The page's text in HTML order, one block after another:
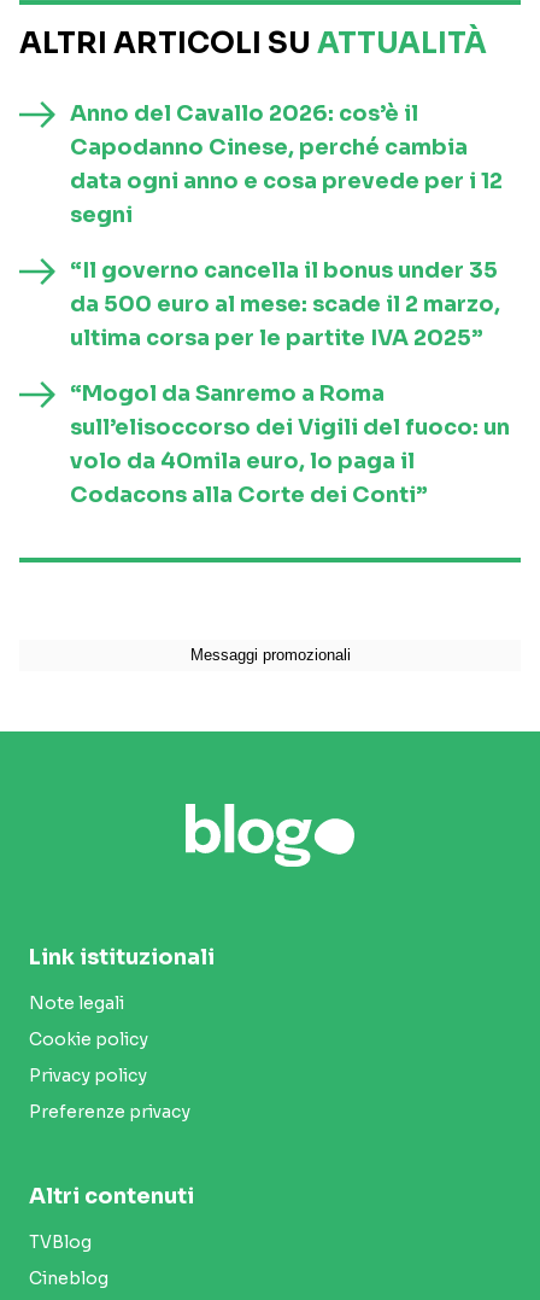
ALTRI ARTICOLI SU ATTUALITÀ
Anno del Cavallo 2026: cos’è il
Capodanno Cinese, perché cambia
data ogni anno e cosa prevede per i 12
segni
“Il governo cancella il bonus under 35
da 500 euro al mese: scade il 2 marzo,
ultima corsa per le partite IVA 2025”
“Mogol da Sanremo a Roma
sull’elisoccorso dei Vigili del fuoco: un
volo da 40mila euro, lo paga il
Codacons alla Corte dei Conti”
Link istituzionali
Note legali
Cookie policy
Privacy policy
Preferenze privacy
Altri contenuti
TVBlog
Cineblog